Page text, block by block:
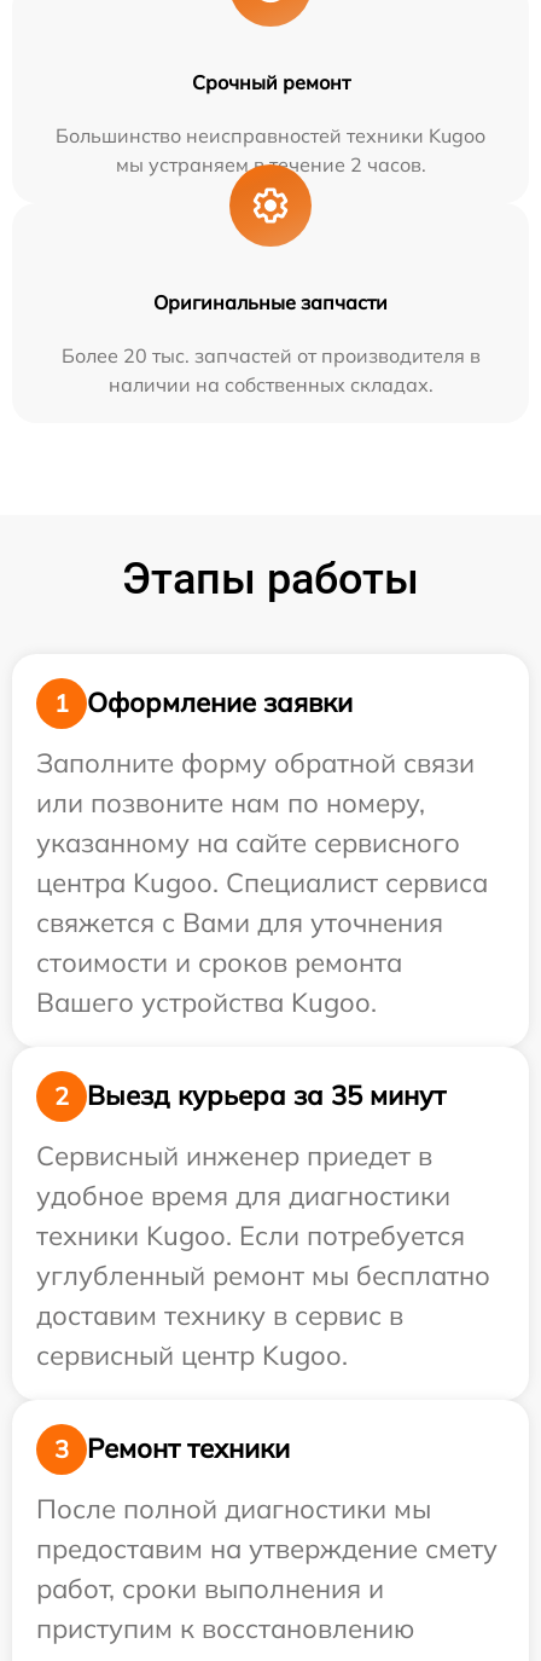
Срочный ремонт
Большинство неисправностей техники Kugoo
мы устраняем в течение 2 часов.
Оригинальные запчасти
Более 20 тыс. запчастей от производителя в
наличии на собственных складах.
Этапы работы
1
Оформление заявки
Заполните форму обратной связи
или позвоните нам по номеру,
указанному на сайте сервисного
центра Kugoo. Специалист сервиса
свяжется с Вами для уточнения
стоимости и сроков ремонта
Вашего устройства Kugoo.
2
Выезд курьера за 35 минут
Сервисный инженер приедет в
удобное время для диагностики
техники Kugoo. Если потребуется
углубленный ремонт мы бесплатно
доставим технику в сервис в
сервисный центр Kugoo.
3
Ремонт техники
После полной диагностики мы
предоставим на утверждение смету
работ, сроки выполнения и
приступим к восстановлению